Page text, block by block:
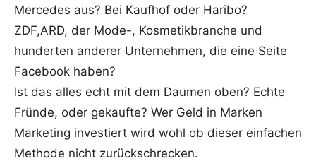
Mercedes aus? Bei Kaufhof oder Haribo?
ZDF,ARD, der Mode-, Kosmetikbranche und
hunderten anderer Unternehmen, die eine Seite
Facebook haben?
Ist das alles echt mit dem Daumen oben? Echte
Fründe, oder gekaufte? Wer Geld in Marken
Marketing investiert wird wohl ob dieser einfachen
Methode nicht zurückschrecken.